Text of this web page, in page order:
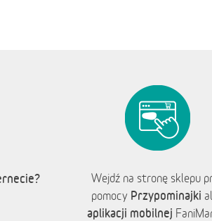
Wejdź na stronę sklepu
pomocy Przypominajki
aplikacji mobilnej